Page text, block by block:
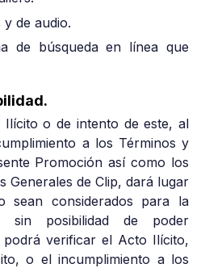
y de audio.
de búsqueda en línea que
o de intento de este, al
a los Términos y
Promoción así como los
Generales de Clip, dará lugar
sean considerados para la
sin posibilidad de poder
podrá verificar el Acto Ilícito,
o el incumplimiento a los